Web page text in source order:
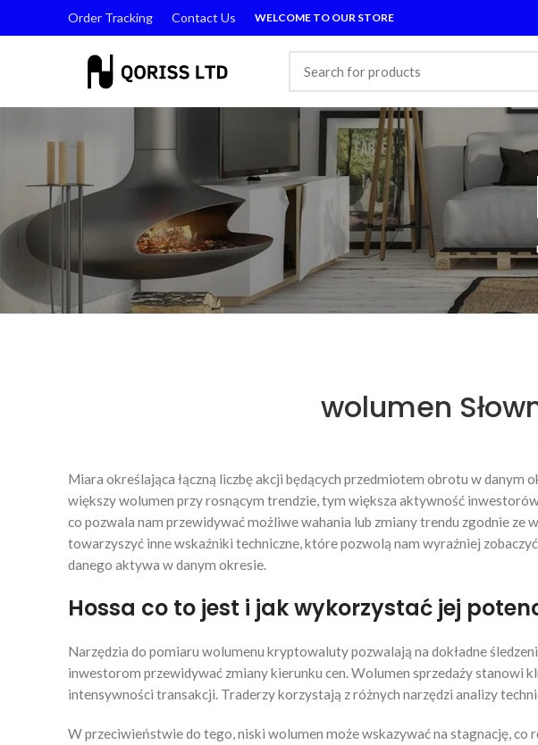
Order Tracking Contact Us WELCOME TO OUR STORE
wolumen
Miara określająca łączną liczbę akcji będących przedmiotem obrotu w danym
większy wolumen przy rosnącym trendzie, tym większa aktywność
co pozwala nam przewidywać możliwe wahania lub zmiany trendu zgodnie
towarzyszyć inne wskaźniki techniczne, które pozwolą nam wyraźniej
danego aktywa w danym okresie.
Hossa co to jest i jak wykorzystać jej
Narzędzia do pomiaru wolumenu kryptowaluty pozwalają na dokładne
inwestorom przewidywać zmiany kierunku cen. Wolumen sprzedaży stanowi
intensywności transakcji. Traderzy korzystają z różnych narzędzi analizy
W przeciwieństwie do tego, niski wolumen może wskazywać na stagnację,